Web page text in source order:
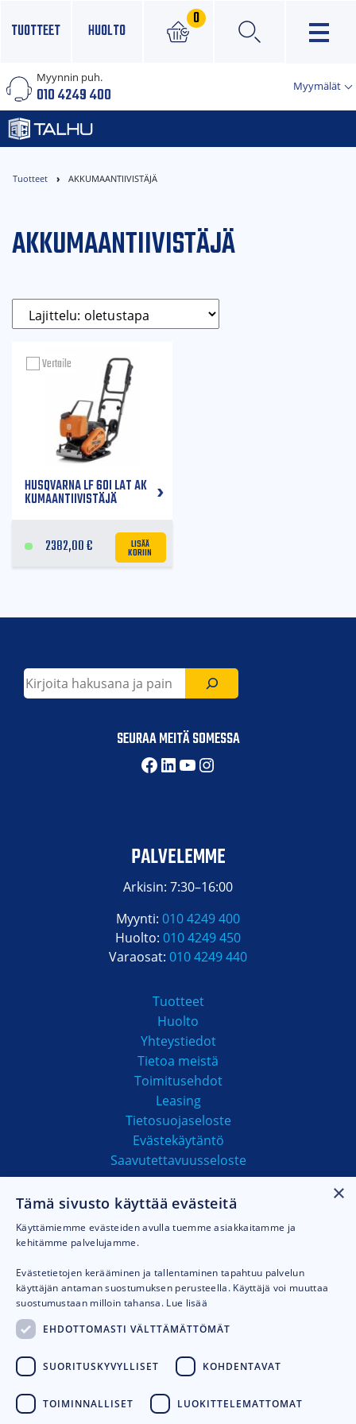
TUOTTEET HUOLTO
0
×
Myynnin puh.
010 4249 400 Myymälät
Tuotteet AKKUMAANTIIVISTÄJÄ
AKKUMAANTIIVISTÄJÄ
HUSQVARNA LF 60I LAT AK
KUMAANTIIVISTÄJÄ
2382,00€ LISÄÄ
KORIIN
Vertaile
Etsi
SEURAA MEITÄ SOMESSA
Facebook
LinkedIn
YouTube
Instagram
PALVELEMME
Arkisin: 7:30–16:00
Myynti: 010 4249 400
Huolto: 010 4249 450
Varaosat: 010 4249 440
Tuotteet
Huolto
Yhteystiedot
Tietoa meistä
Toimitusehdot
Leasing
Tietosuojaseloste
Evästekäytäntö
Saavutettavuusseloste
MAKSUTAVAT
×
Tämä sivusto käyttää evästeitä
Käyttämiemme evästeiden avulla tuemme asiakkaitamme ja
kehitämme palvelujamme.
Evästetietojen kerääminen ja tallentaminen tapahtuu palvelun
käyttäjän antaman suostumuksen perusteella. Käyttäjä voi muuttaa
suostumustaan milloin tahansa. Lue lisää
EHDOTTOMASTI VÄLTTÄMÄTTÖMÄT
SUORITUSKYVYLLISET KOHDENTAVAT
TOIMINNALLISET LUOKITTELEMATTOMAT